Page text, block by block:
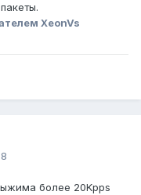
XeonVs
более 20Kpps